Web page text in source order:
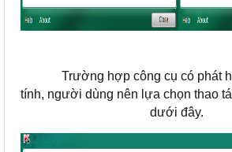
Trường hợp công cụ có phát
tính, người dùng nên lựa chọn thao
dưới đây.